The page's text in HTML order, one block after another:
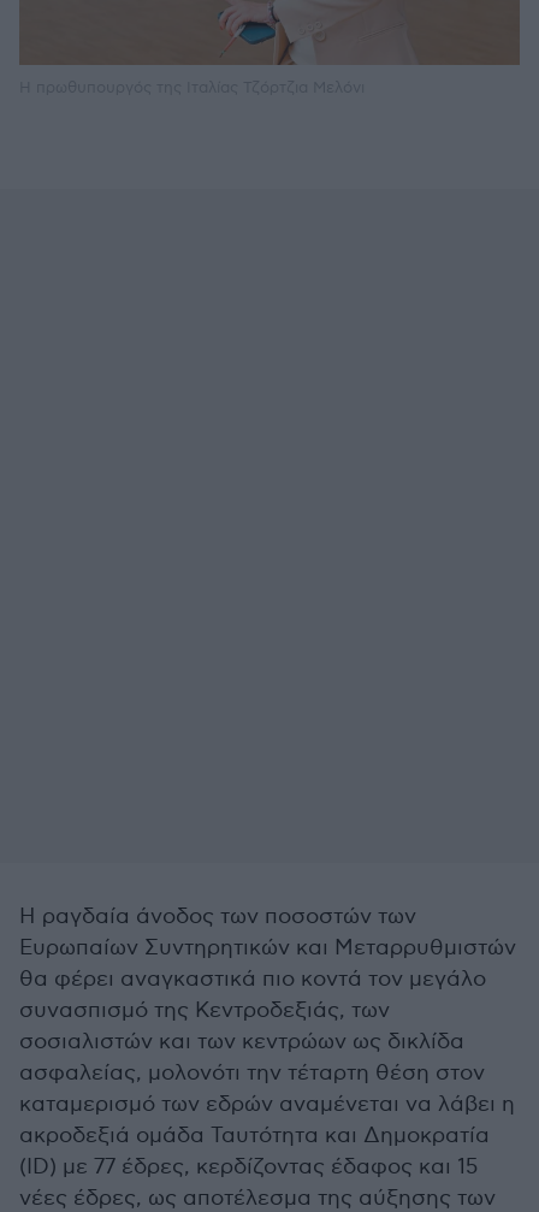
Η ραγδαία άνοδος των ποσοστών των
Ευρωπαίων Συντηρητικών και Μεταρρυθμιστών
θα φέρει αναγκαστικά πιο κοντά τον μεγάλο
συνασπισμό της Κεντροδεξιάς, των
σοσιαλιστών και των κεντρώων ως δικλίδα
ασφαλείας, μολονότι την τέταρτη θέση στον
καταμερισμό των εδρών αναμένεται να λάβει η
ακροδεξιά ομάδα Ταυτότητα και Δημοκρατία
(ID) με 77 έδρες, κερδίζοντας έδαφος και 15
νέες έδρες, ως αποτέλεσμα της αύξησης των